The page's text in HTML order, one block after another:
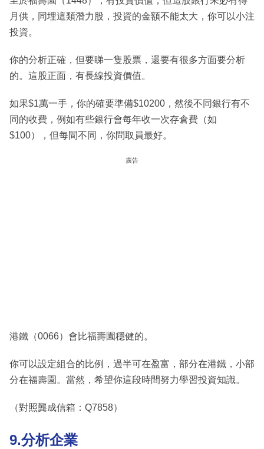
月供，同埋這類潛力股，投資的金額不能太大，你可以小注
投資。
你的分析正確，但要睇一隻股票，還要有很多方面要分析
的。這股正面，有長線投資價值。
如果$1萬一手，你的確要準備$10200，然後不同銀行有不
同的收費，例如有些銀行會每年收一次存倉費（如
$100），但每間不同，你問取員最好。
廣告
港鐵（0066）會比福壽園穩健的。
你可以設定組合的比例，過半可在盈富，部分在港鐵，小部
分在福壽園。當然，希望你這段時間努力學習投資知識。
（對照龔成信箱：Q7858）
9.分析企業